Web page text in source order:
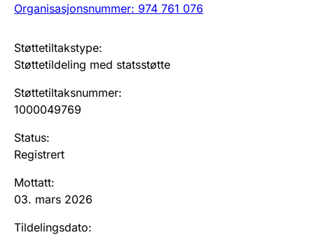
Ektepaktveileder
Offentlig sektor
Andre tema
Organisasjonsnummer: 974 761 076
Støttetiltakstype:
Støttetildeling med statsstøtte
Støttetiltaksnummer:
1000049769
Status:
Registrert
Mottatt:
03. mars 2026
Tildelingsdato: